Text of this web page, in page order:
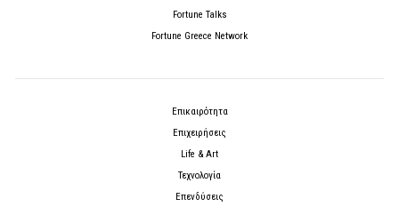
Fortune Talks
Fortune Greece Network
Επικαιρότητα
Επιχειρήσεις
Life & Art
Τεχνολογία
Επενδύσεις